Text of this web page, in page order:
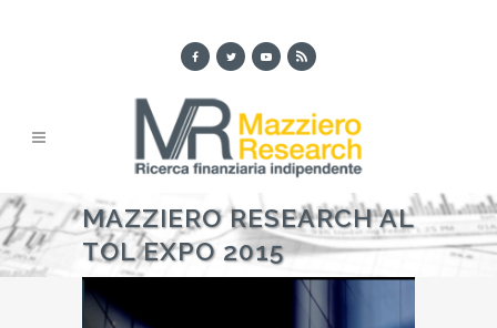
MAZZIERO RESEARCH AL
TOL EXPO 2015